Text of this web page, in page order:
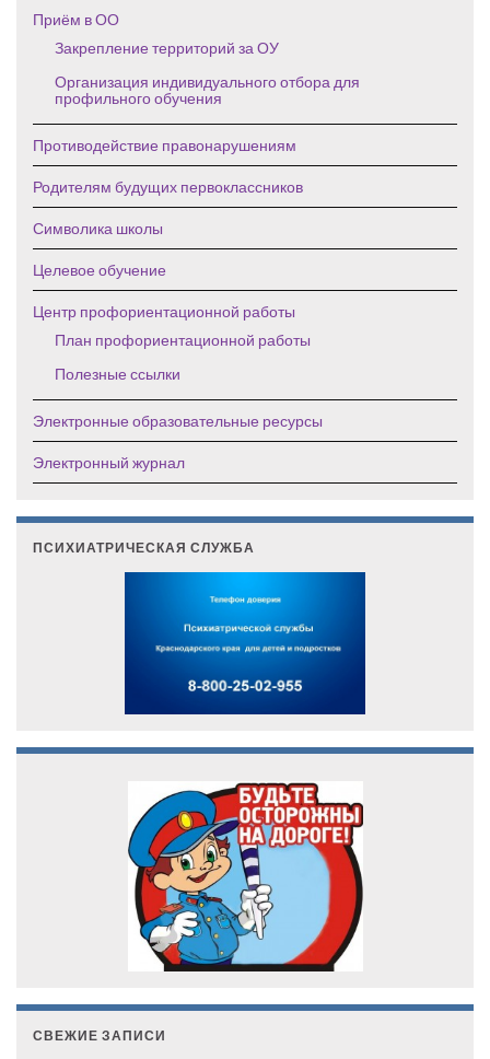
Приём в ОО
Закрепление территорий за ОУ
Организация индивидуального отбора для
профильного обучения
Противодействие правонарушениям
Родителям будущих первоклассников
Символика школы
Целевое обучение
Центр профориентационной работы
План профориентационной работы
Полезные ссылки
Электронные образовательные ресурсы
Электронный журнал
ПСИХИАТРИЧЕСКАЯ СЛУЖБА
СВЕЖИЕ ЗАПИСИ